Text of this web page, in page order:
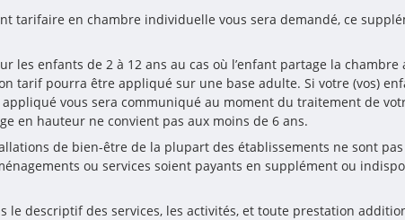
tarifaire en chambre individuelle vous sera demandé, ce
les enfants de 2 à 12 ans au cas où l’enfant partage la chambre
tarif pourra être appliqué sur une base adulte. Si votre (vos)
vous sera communiqué au moment du traitement de
en hauteur ne convient pas aux moins de 6 ans.
de bien-être de la plupart des établissements ne sont
ou services soient payants en supplément ou
le descriptif des services, les activités, et toute prestation